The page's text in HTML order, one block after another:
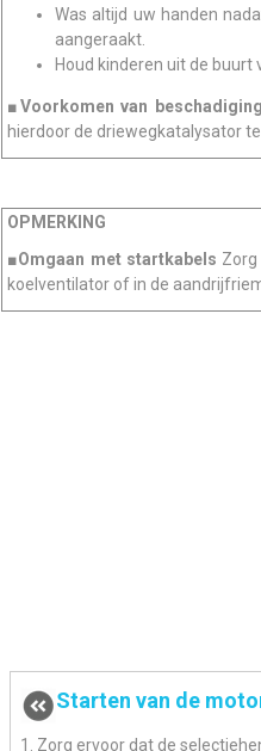
Was altijd uw handen
aangeraakt.
Houd kinderen uit de buurt
■Voorkomen van
hierdoor de driewegkatalysator
OPMERKING
■Omgaan met startkabels
koelventilator of in de
Starten van de
1. Zorg ervoor dat de